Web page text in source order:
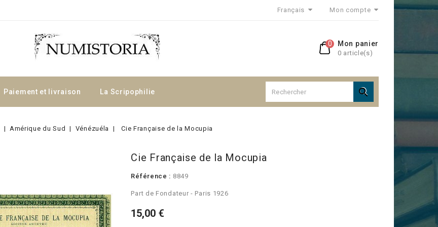
Français Mon compte
Mon panier
0 article(s)
0
Paiement et livraison La Scripophilie 
Amérique du Sud Vénézuéla Cie Française de la Mocupia
Cie Française de la Mocupia
Référence : 8849
Part de Fondateur - Paris 1926
15,00 €